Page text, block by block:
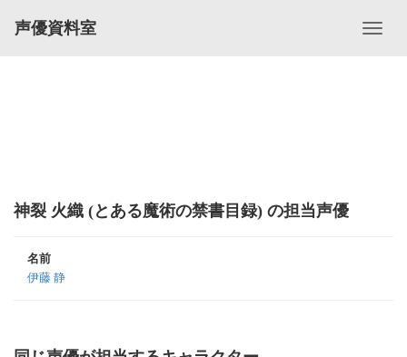
声優資料室
神裂 火織 (とある魔術の禁書目録) の担当声優
名前
伊藤 静